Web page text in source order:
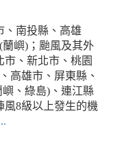
、南投縣、高雄
嶼)；颱風及其外
市、新北市、桃園
高雄市、屏東縣、
、綠島)、連江縣
風8級以上發生的機